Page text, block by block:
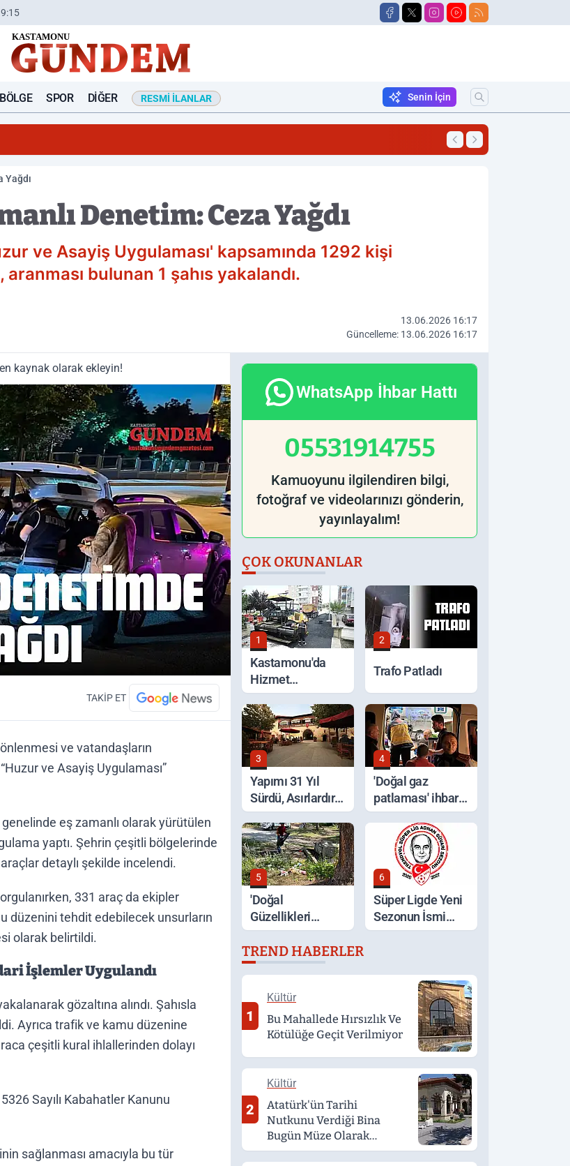
BÖLGE SPOR DIĞER RESMI İLANLAR Senin İçin
16:51 Öğretmenlerin
Yağdı
Denetim: Ceza Yağdı
ve Asayiş Uygulaması' kapsamında 1292 kişi
bulunan 1 şahıs yakalandı.
13.06.2026 16:17
Güncelleme: 13.06.2026 16:17
kaynak olarak ekleyin!
TAKİP ET
ve vatandaşların
ve Asayiş Uygulaması”
eş zamanlı olarak yürütülen
yaptı. Şehrin çeşitli bölgelerinde
detaylı şekilde incelendi.
331 araç da ekipler
düzenini tehdit edebilecek unsurların
olarak belirtildi.
İşlemler Uygulandı
gözaltına alındı. Şahısla
Ayrıca trafik ve kamu düzenine
çeşitli kural ihlallerinden dolayı
Sayılı Kabahatler Kanunu
sağlanması amacıyla bu tür
WhatsApp İhbar Hattı
05531914755
Kamuoyunu ilgilendiren bilgi,
fotoğraf ve videolarınızı gönderin,
yayınlayalım!
ÇOK OKUNANLAR
1
Kastamonu'da
Hizmet
Seferberliği
2
Trafo Patladı
3
Yapımı 31 Yıl
Sürdü, Asırlardır
Ayakta
4
'Doğal gaz
patlaması' ihbarı,
ocakta unutulan
yemek çıktı
5
'Doğal
Güzellikleri
Koruyalım' Çağrısı
6
Süper Ligde Yeni
Sezonun İsmi
Açıklandı
TREND HABERLER
1
Kültür
Bu Mahallede Hırsızlık Ve
Kötülüğe Geçit Verilmiyor
2
Kültür
Atatürk'ün Tarihi
Nutkunu Verdiği Bina
Bugün Müze Olarak
Hizmet Veriyor